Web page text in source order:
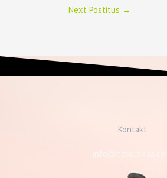
Next Postitus →
Kontakt
info@devalokita.com